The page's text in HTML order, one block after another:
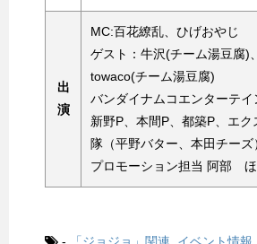
出
演
MC:百花繚乱、ひげおやじ
ゲスト：牛沢(チーム湯豆腐)
towaco(チーム湯豆腐)
バンダイナムコエンターテイ
新野P、本間P、都築P、エ
隊（平野バター、本田チーズ
プロモーション担当 阿部 ほ
- 「ジョジョ」関連 イベント情報